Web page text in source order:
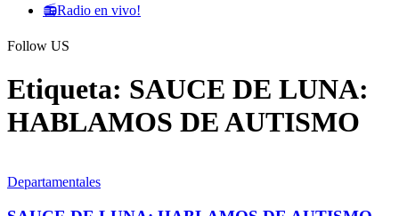
📻Radio en vivo!
Follow US
Etiqueta: SAUCE DE LUNA:
HABLAMOS DE AUTISMO
Departamentales